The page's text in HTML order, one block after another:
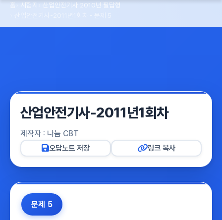
홈 시험지
산업안전기사 2010년 필답형
산업안전기사-2011년1회차
제작자 : 나눔 CBT
오답노트 저장 링크 복사
문제 5